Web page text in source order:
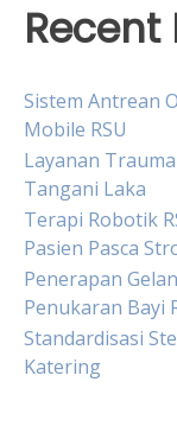
Recent
Sistem Antrean
Mobile RSU
Layanan
Tangani Laka
Terapi Robotik
Pasien Pasca
Penerapan
Penukaran Bayi
Standardisasi
Katering